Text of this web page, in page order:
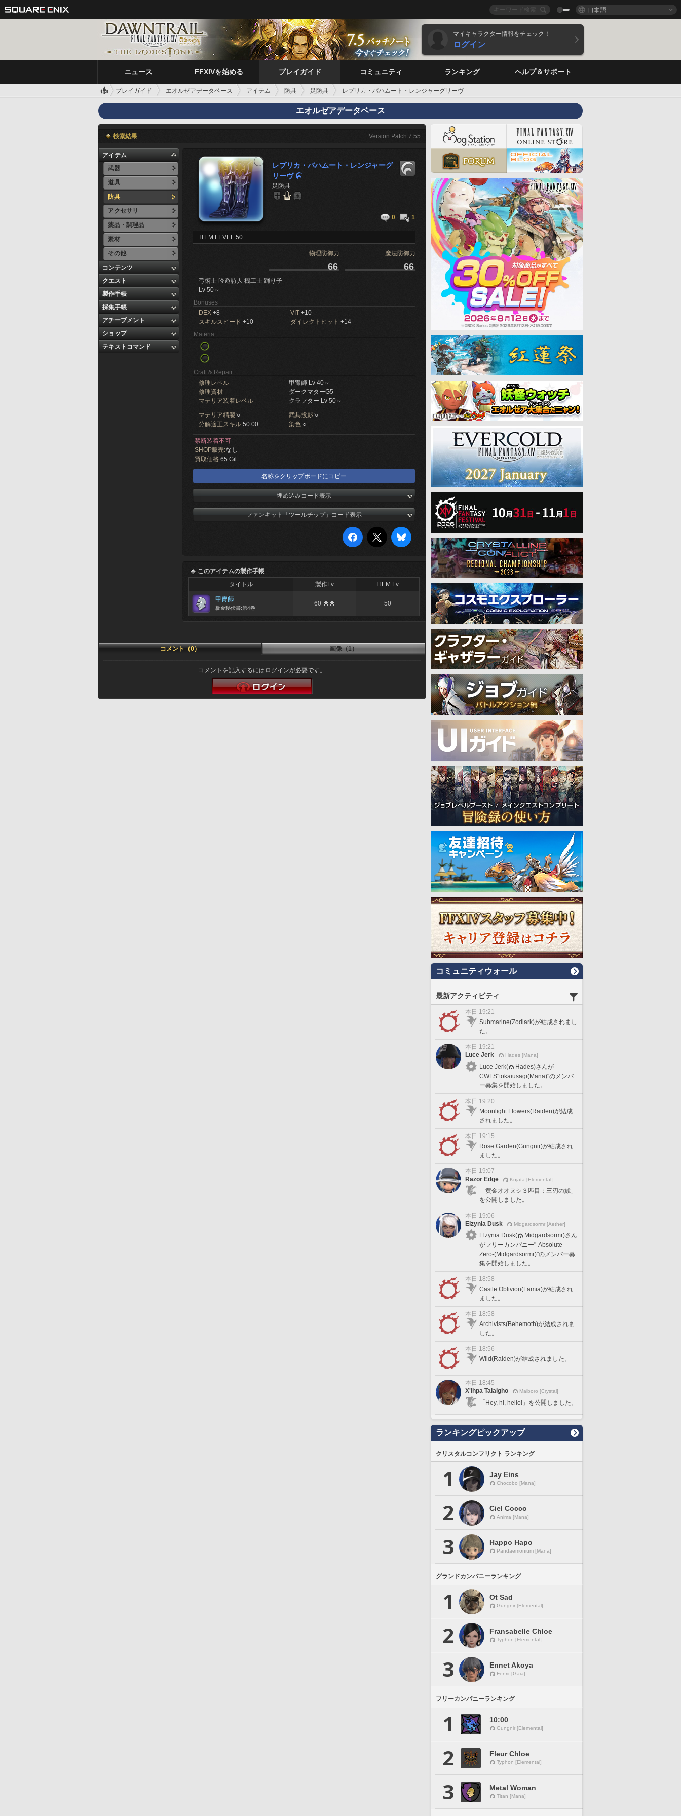
日本語
マイキャラクター情報をチェック！
ログイン
ニュース FFXIVを始める プレイガイド コミュニティ ランキング ヘルプ＆サポート
プレイガイド エオルゼアデータベース アイテム 防具 足防具 レプリカ・バハムート・レンジャーグリーヴ
エオルゼアデータベース
検索結果 Version:Patch 7.55
アイテム
武器
道具
防具
アクセサリ
薬品・調理品
素材
その他
コンテンツ
クエスト
製作手帳
採集手帳
アチーブメント
ショップ
テキストコマンド
レプリカ・バハムート・レンジャーグ
リーヴ 
足防具
0 1
ITEM LEVEL 50
物理防御力 魔法防御力
66 66
弓術士 吟遊詩人 機工士 踊り子
Lv 50～
Bonuses
DEX +8 VIT +10
スキルスピード +10 ダイレクトヒット +14
Materia
Craft & Repair
修理レベル
甲冑師 Lv 40～
修理資材
ダークマターG5
マテリア装着レベル
クラフター Lv 50～
マテリア精製:○ 武具投影:○
分解適正スキル:50.00 染色:○
禁断装着不可
SHOP販売:なし
買取価格:65 Gil
名称をクリップボードにコピー
埋め込みコード表示
ファンキット「ツールチップ」コード表示
このアイテムの製作手帳
タイトル
製作Lv ITEM Lv
甲冑師
板金秘伝書:第4巻
60 50
コメント（0） 画像（1）
コメントを記入するにはログインが必要です。
コミュニティウォール
最新アクティビティ
本日 19:21
Submarine(Zodiark)が結成されまし
た。
本日 19:21
Luce Jerk
Hades [Mana]
Luce Jerk(
Hades)さんが
CWLS"tokaiusagi(Mana)"のメンバ
ー募集を開始しました。
本日 19:20
Moonlight Flowers(Raiden)が結成
されました。
本日 19:15
Rose Garden(Gungnir)が結成され
ました。
本日 19:07
Razor Edge
Kujata [Elemental]
「黄金オオヌシ３匹目：三刃の鯱」
を公開しました。
本日 19:06
Elzynia Dusk
Midgardsormr [Aether]
Elzynia Dusk(
Midgardsormr)さん
がフリーカンパニー"-Absolute
Zero-(Midgardsormr)"のメンバー募
集を開始しました。
本日 18:58
Castle Oblivion(Lamia)が結成され
ました。
本日 18:58
Archivists(Behemoth)が結成されま
した。
本日 18:56
Wild(Raiden)が結成されました。
本日 18:45
X'ihpa Taialgho
Malboro [Crystal]
「Hey, hi, hello!」を公開しました。
ランキングピックアップ
クリスタルコンフリクト ランキング
1 Jay Eins
Chocobo [Mana]
2 Ciel Cocco
Anima [Mana]
3 Happo Hapo
Pandaemonium [Mana]
グランドカンパニーランキング
1 Ot Sad
Gungnir [Elemental]
2 Fransabelle Chloe
Typhon [Elemental]
3 Ennet Akoya
Fenrir [Gaia]
フリーカンパニーランキング
1 10:00
Gungnir [Elemental]
2 Fleur Chloe
Typhon [Elemental]
3 Metal Woman
Titan [Mana]